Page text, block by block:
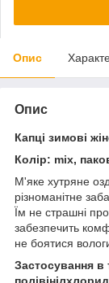
Опис
Опис
Капці зимові
Колір: mix,
М'яке хутряне
різноманітне
Їм не страшні
забезпечить
не боятися
Застосування в